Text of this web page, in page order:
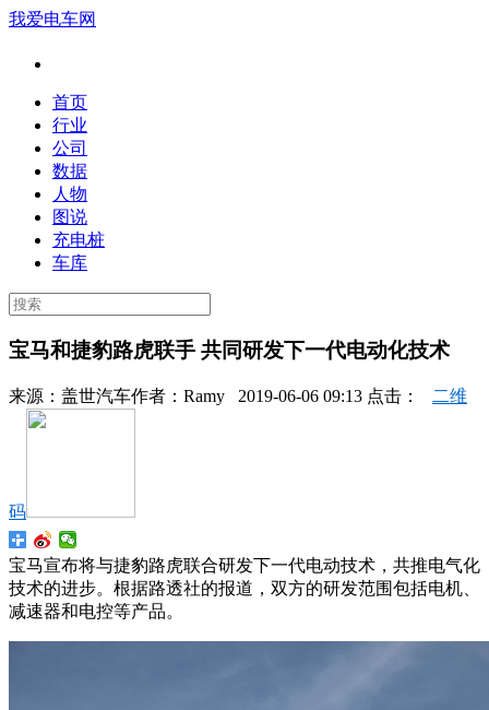
我爱电车网
首页
行业
公司
数据
人物
图说
充电桩
车库
宝马和捷豹路虎联手 共同研发下一代电动化技术
来源： 盖世汽车作者： Ramy 2019-06-06 09:13 点击： 二维
码
宝马宣布将与捷豹路虎联合研发下一代电动技术，共推电气化
技术的进步。根据路透社的报道，双方的研发范围包括电机、
减速器和电控等产品。